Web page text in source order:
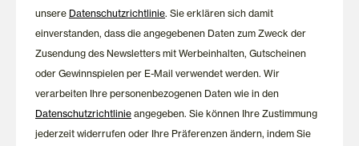
unsere Datenschutzrichtlinie. Sie erklären sich damit
einverstanden, dass die angegebenen Daten zum Zweck der
Zusendung des Newsletters mit Werbeinhalten, Gutscheinen
oder Gewinnspielen per E-Mail verwendet werden. Wir
verarbeiten Ihre personenbezogenen Daten wie in den
Datenschutzrichtlinie angegeben. Sie können Ihre Zustimmung
jederzeit widerrufen oder Ihre Präferenzen ändern, indem Sie